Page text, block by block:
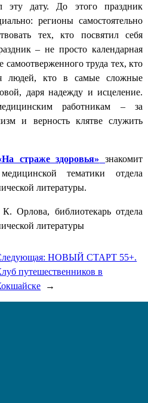
эту дату. До этого праздник
регионы самостоятельно
тех, кто посвятил себя
– не просто календарная
самоотверженного труда тех, кто
людей, кто в самые сложные
даря надежду и исцеление.
работникам – за
и верность клятве служить
страже здоровья»
знакомит
тематики отдела
литературы.
Орлова, библиотекарь отдела
литературы
НОВЫЙ СТАРТ 55+.
путешественников в
→